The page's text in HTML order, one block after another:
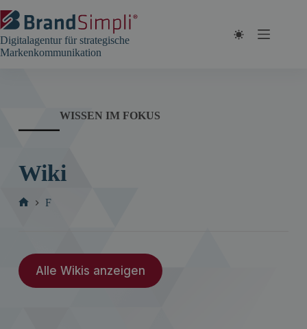
Inhalt
springen
Digitalagentur für strategische
Markenkommunikation
WISSEN IM FOKUS
Wiki
F
Alle Wikis anzeigen